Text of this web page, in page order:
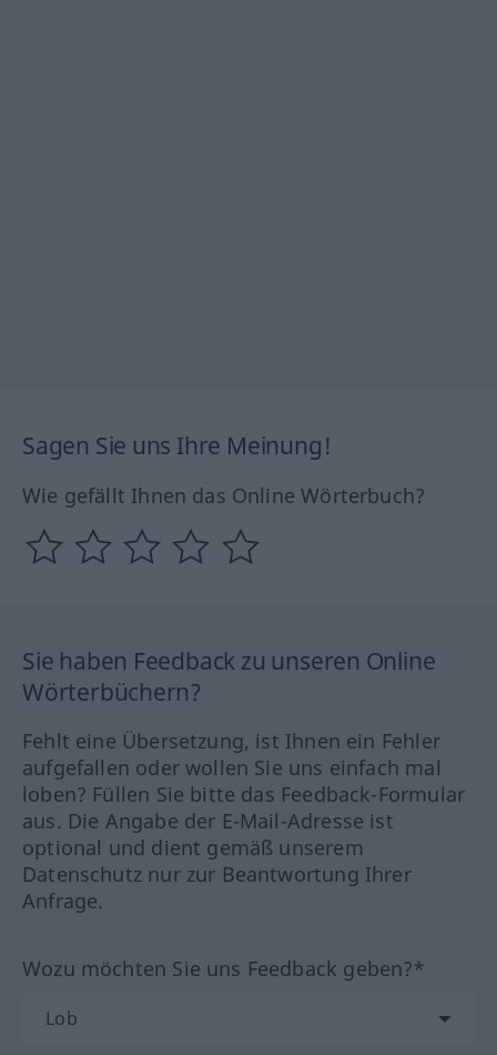
Sagen Sie uns Ihre Meinung!
Wie gefällt Ihnen das Online Wörterbuch?
Sie haben Feedback zu unseren Online
Wörterbüchern?
Fehlt eine Übersetzung, ist Ihnen ein Fehler
aufgefallen oder wollen Sie uns einfach mal
loben? Füllen Sie bitte das Feedback-Formular
aus. Die Angabe der E-Mail-Adresse ist
optional und dient gemäß unserem
Datenschutz nur zur Beantwortung Ihrer
Anfrage.
Wozu möchten Sie uns Feedback geben?*